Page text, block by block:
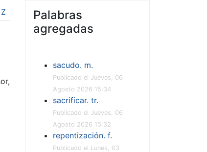
Z
Palabras
agregadas
sacudo. m.
Publicado el Jueves, 06
Agosto 2026 15:34
sacrificar. tr.
Publicado el Jueves, 06
Agosto 2026 15:32
repentización. f.
Publicado el Lunes, 03